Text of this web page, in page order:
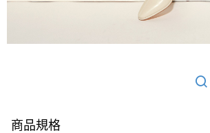
商品規格